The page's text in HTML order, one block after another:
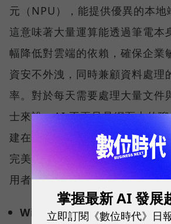
元（NPU），能提供優異的本地
這意味著大量運算能透過筆電本
幅降低對雲端的依賴，確保企業
資安不外洩，同時兼顧資料處理
率。對於每天需要處理大量文件
士來說，AI 不再只是網頁上的
建在系統底層的數位助手。
完美符合 Windows Copilot+
用者可解鎖多項雲端無法執行的
Windows Recal（回顧功能）
掌握最新 AI 發展
立即訂閱《數位時代》日